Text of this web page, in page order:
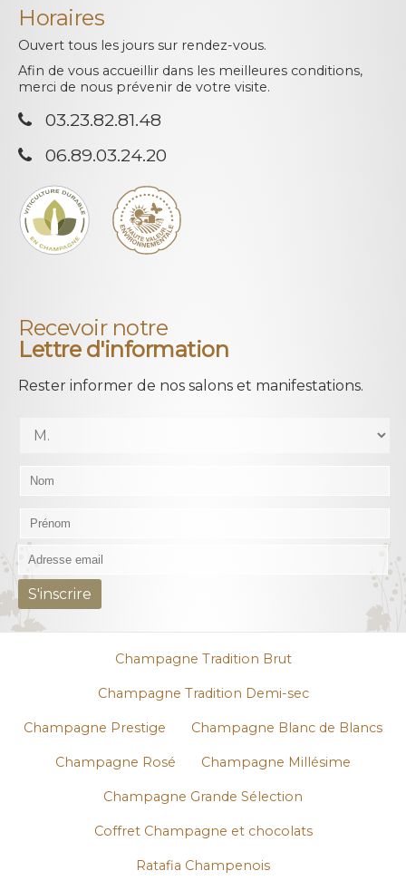
Horaires
Ouvert tous les jours sur rendez-vous.
Afin de vous accueillir dans les meilleures conditions,
merci de nous prévenir de votre visite.
03.23.82.81.48
06.89.03.24.20
Recevoir notre
Lettre d'information
Rester informer de nos salons et manifestations.
Champagne Tradition Brut
Champagne Tradition Demi-sec
Champagne Prestige Champagne Blanc de Blancs
Champagne Rosé Champagne Millésime
Champagne Grande Sélection
Coffret Champagne et chocolats
Ratafia Champenois